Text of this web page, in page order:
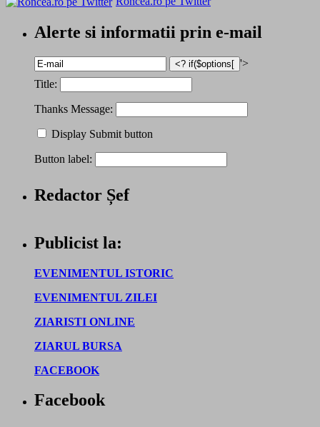
Alerte si informatii prin e-mail
'>
Title:
Thanks Message:
Display Submit button
Button label:
Redactor Șef
Publicist la:
EVENIMENTUL ISTORIC
EVENIMENTUL ZILEI
ZIARISTI ONLINE
ZIARUL BURSA
FACEBOOK
Facebook